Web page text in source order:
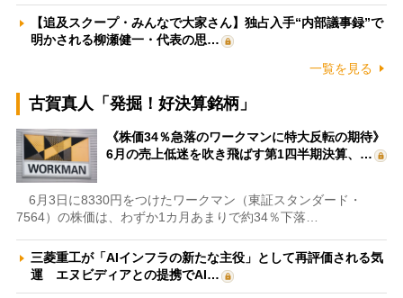
【追及スクープ・みんなで大家さん】独占入手“内部議事録”で
明かされる柳瀬健一・代表の思…
一覧を見る
古賀真人「発掘！好決算銘柄」
《株価34％急落のワークマンに特大反転の期待》
6月の売上低迷を吹き飛ばす第1四半期決算、…
6月3日に8330円をつけたワークマン（東証スタンダード・
7564）の株価は、わずか1カ月あまりで約34％下落…
三菱重工が「AIインフラの新たな主役」として再評価される気
運 エヌビディアとの提携でAI…